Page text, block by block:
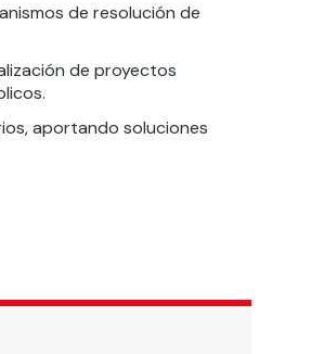
de resolución de
de proyectos
aportando soluciones